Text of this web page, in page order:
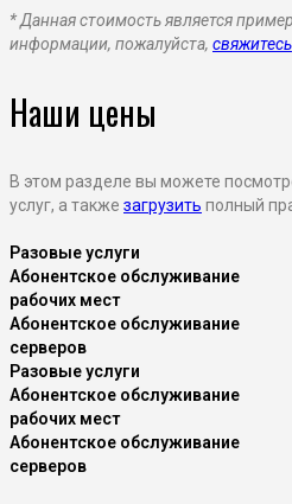
* Данная стоимость является
информации, пожалуйста, свяжитесь
Наши цены
В этом разделе вы можете
услуг, а также загрузить полный
Разовые услуги
Абонентское обслуживание
рабочих мест
Абонентское обслуживание
серверов
Разовые услуги
Абонентское обслуживание
рабочих мест
Абонентское обслуживание
серверов